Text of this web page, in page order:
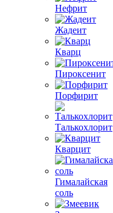
Нефрит
Жадеит
Кварц
Пироксенит
Порфирит
Талькохлорит
Кварцит
Гималайская
соль